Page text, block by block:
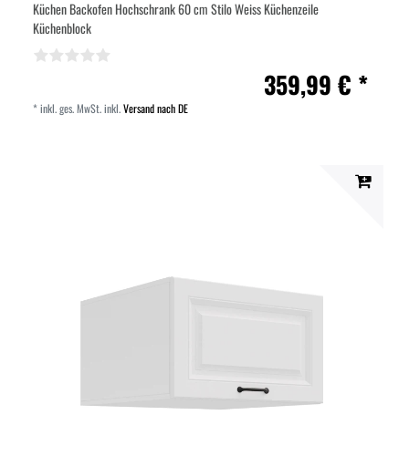
Küchen Backofen Hochschrank 60 cm Stilo Weiss Küchenzeile
Küchenblock
359,99 € *
*inkl. ges. MwSt.inkl.Versand nach DE